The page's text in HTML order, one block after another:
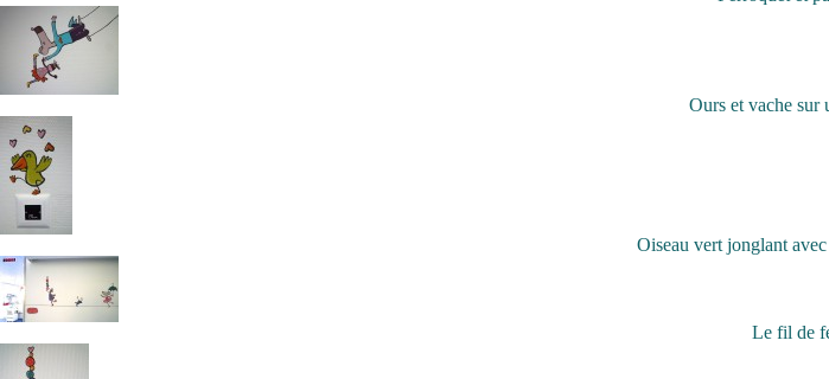
Ours et vache sur
Oiseau vert jonglant
Le fil de